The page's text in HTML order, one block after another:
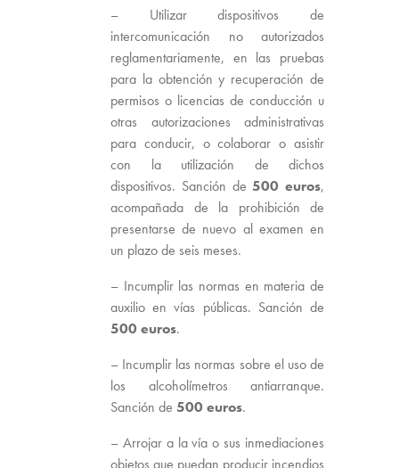
– Utilizar dispositivos de
intercomunicación no autorizados
reglamentariamente, en las pruebas
para la obtención y recuperación de
permisos o licencias de conducción u
otras autorizaciones administrativas
para conducir, o colaborar o asistir
con la utilización de dichos
dispositivos. Sanción de 500 euros,
acompañada de la prohibición de
presentarse de nuevo al examen en
un plazo de seis meses.
– Incumplir las normas en materia de
auxilio en vías públicas. Sanción de
500 euros.
– Incumplir las normas sobre el uso de
los alcoholímetros antiarranque.
Sanción de 500 euros.
– Arrojar a la vía o sus inmediaciones
objetos que puedan producir incendios